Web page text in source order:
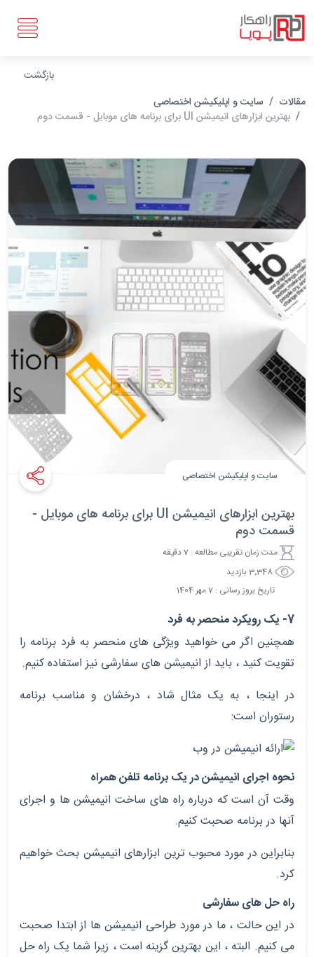
مقالات
سایت و اپلیکیشن اختصاصی
بهترین ابزارهای انیمیشن UI برای برنامه های موبایل - قسمت دوم
بازگشت
سایت و اپلیکیشن اختصاصی
بهترین ابزارهای انیمیشن UI برای برنامه های موبایل -
قسمت دوم
مدت زمان تقریبی مطالعه : 7 دقیقه
3٬348 بازدید
تاریخ بروز رسانی : 7مهر 1404
7- یک رویکرد منحصر به فرد
همچنین اگر می خواهید ویژگی های منحصر به فرد برنامه را
تقویت کنید ، باید از انیمیشن های سفارشی نیز استفاده کنیم.
در اینجا ، به یک مثال شاد ، درخشان و مناسب برنامه
رستوران است:
نحوه اجرای انیمیشن در یک برنامه تلفن همراه
وقت آن است که درباره راه های ساخت انیمیشن ها و اجرای
آنها در برنامه صحبت کنیم.
بنابراین در مورد محبوب ترین ابزارهای انیمیشن بحث خواهیم
کرد.
راه حل های سفارشی
در این حالت ، ما در مورد طراحی انیمیشن ها از ابتدا صحبت
می کنیم. البته ، این بهترین گزینه است ، زیرا شما یک راه حل